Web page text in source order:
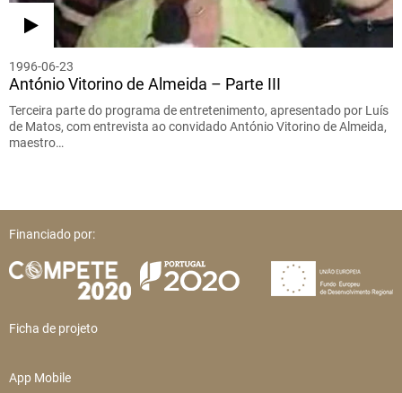
1996-06-23
António Vitorino de Almeida – Parte III
Terceira parte do programa de entretenimento, apresentado por Luís
de Matos, com entrevista ao convidado António Vitorino de Almeida,
maestro…
Financiado por:
Ficha de projeto
App Mobile